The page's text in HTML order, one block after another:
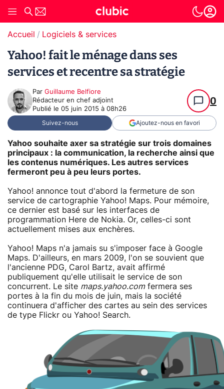
Accueil Logiciels & services
Yahoo! fait le ménage dans ses
services et recentre sa stratégie
Par Guillaume Belfiore
Rédacteur en chef adjoint
Publié le 05 juin 2015 à 08h26
0
Suivez-nous Ajoutez-nous en favori
Yahoo souhaite axer sa stratégie sur trois domaines
principaux : la communication, la recherche ainsi que
les contenus numériques. Les autres services
fermeront peu à peu leurs portes.
Yahoo! annonce tout d'abord la fermeture de son
service de cartographie Yahoo! Maps. Pour mémoire,
ce dernier est basé sur les interfaces de
programmation Here de Nokia. Or, celles-ci sont
actuellement mises aux enchères.
Yahoo! Maps n'a jamais su s'imposer face à Google
Maps. D'ailleurs, en mars 2009, l'on se souvient que
l'ancienne PDG, Carol Bartz, avait affirmé
publiquement qu'elle utilisait le service de son
concurrent. Le site maps.yahoo.comfermera ses
portes à la fin du mois de juin, mais la société
continuera d'afficher des cartes au sein des services
de type Flickr ou Yahoo! Search.